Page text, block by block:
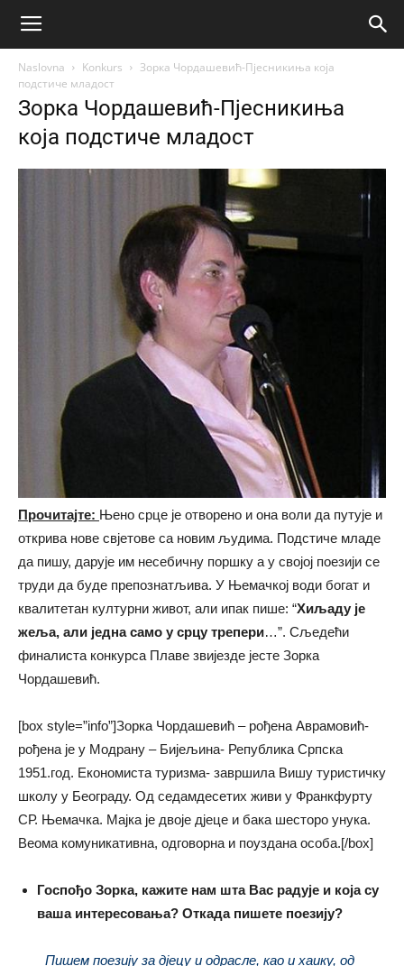
Naslovna Konkurs
Зорка Чордашевић-Пјесникиња која
подстиче младост
Зорка Чордашевић-Пјесникиња
која подстиче младост
Прочитајте: Њено срце је отворено и она воли да путује и
открива нове свјетове са новим људима. Подстиче младе
да пишу, дарује им несебичну поршку а у својој поезији се
труди да буде препознатљива. У Њемачкој води богат и
квалитетан културни живот, али ипак пише: “Хиљаду је
жеља, али једна само у срцу трепери…”. Сљедећи
финалиста конкурса Плаве звијезде јесте Зорка
Чордашевић.
[box style=”info”]Зорка Чордашевић – рођена Аврамовић-
рођена je у Модрану – Бијељина- Република Српска
1951.год. Економиста туризма- завршила Вишу туристичку
школу у Београду. Од седамдесетих живи у Франкфурту
СР. Њемачка. Мајка je двоје дјеце и бака шесторо унука.
Веома комуникативна, одговорна и поуздана особа.[/box]
Госпођо Зорка, кажите нам шта Вас радује и која су
ваша интересовања? Откада пишете поезију?
Пишем поезију за дјецу и одрасле, као и хаику, од